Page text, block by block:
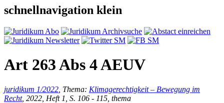
schnellnavigation klein
Art 263 Abs 4 AEUV
juridikum 1/2022 , Thema: Klimagerechtigkeit – Bewegung im
Recht, 2022, Heft 1, S. 106 - 115, thema